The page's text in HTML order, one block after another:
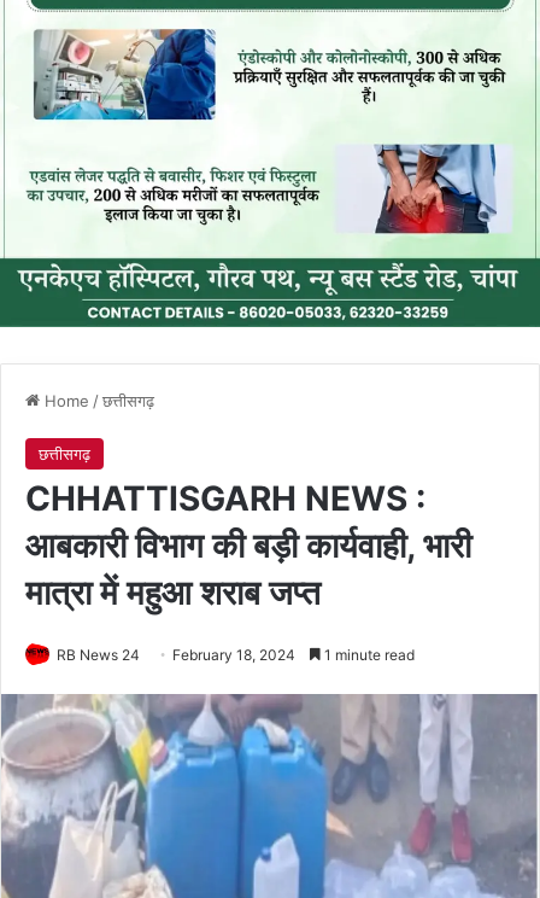
Home /छत्तीसगढ़
छत्तीसगढ़
CHHATTISGARH NEWS :
आबकारी विभाग की बड़ी कार्यवाही, भारी
मात्रा में महुआ शराब जप्त
RB News 24 February 18, 2024 1 minute read